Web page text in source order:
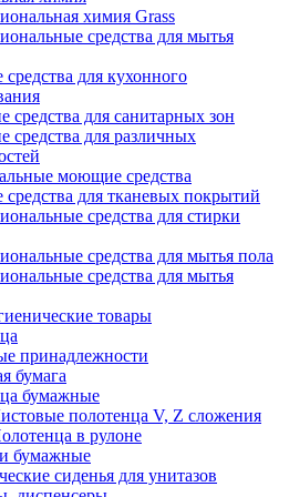
химия Grass
средства для мытья
для кухонного
средства для санитарных зон
средства для различных
моющие средства
для тканевых покрытий
средства для стирки
средства для мытья пола
средства для мытья
товары
принадлежности
бумага
бумажные
полотенца V, Z сложения
в рулоне
бумажные
сиденья для унитазов